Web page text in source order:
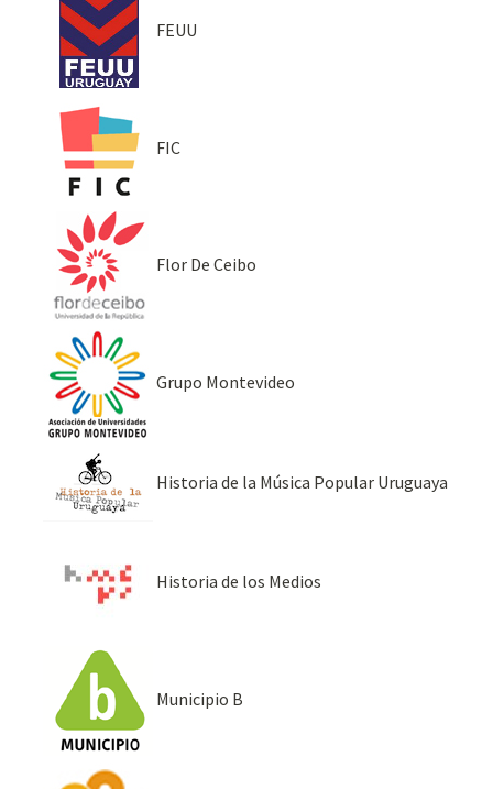
FEUU
FIC
Flor De Ceibo
Grupo Montevideo
Historia de la Música Popular Uruguaya
Historia de los Medios
Municipio B